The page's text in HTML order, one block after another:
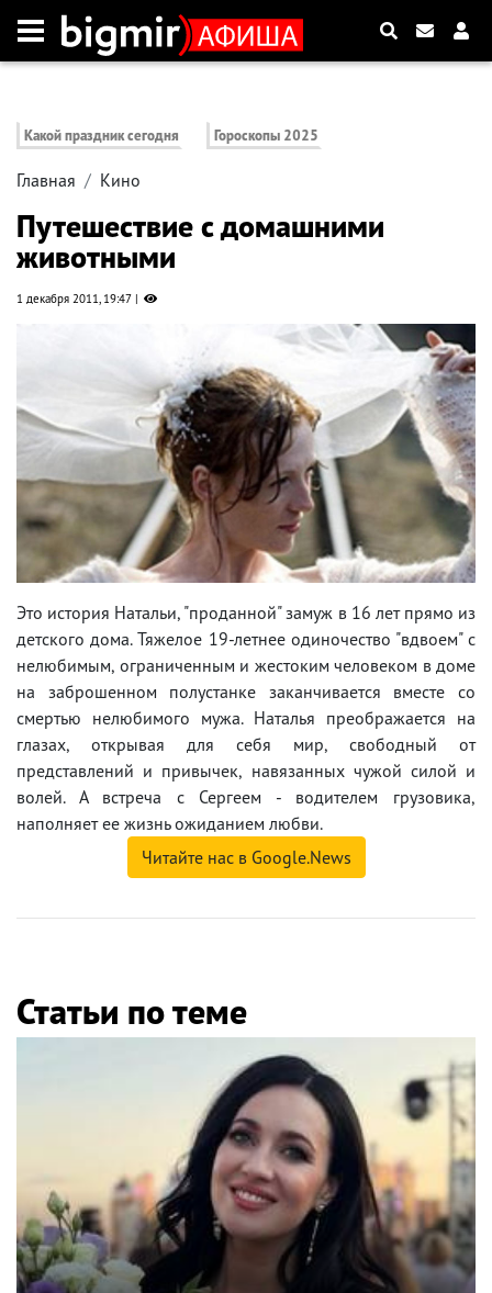
Какой праздник сегодня Гороскопы 2025
Главная Кино
Путешествие с домашними
животными
1 декабря 2011, 19:47
Это история Натальи, "проданной" замуж в 16 лет прямо из
детского дома. Тяжелое 19-летнее одиночество "вдвоем" с
нелюбимым, ограниченным и жестоким человеком в доме
на заброшенном полустанке заканчивается вместе со
смертью нелюбимого мужа. Наталья преображается на
глазах, открывая для себя мир, свободный от
представлений и привычек, навязанных чужой силой и
волей. А встреча с Сергеем - водителем грузовика,
наполняет ее жизнь ожиданием любви.
Читайте нас в Google.News
Статьи по теме